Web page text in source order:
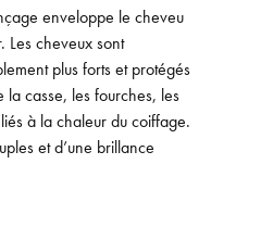
enveloppe le cheveu
Les cheveux sont
plus forts et protégés
casse, les fourches, les
à la chaleur du coiffage.
et d’une brillance